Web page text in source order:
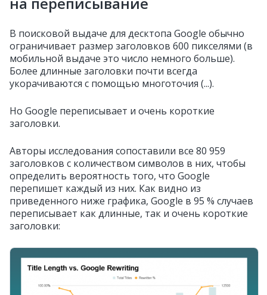
В поисковой выдаче для десктопа Google обычно
ограничивает размер заголовков 600 пикселями (в
мобильной выдаче это число немного больше).
Более длинные заголовки почти всегда
укорачиваются с помощью многоточия (...).
Но Google переписывает и очень короткие
заголовки.
Авторы исследования сопоставили все 80 959
заголовков с количеством символов в них, чтобы
определить вероятность того, что Google
перепишет каждый из них. Как видно из
приведенного ниже графика, Google в 95 % случаев
переписывает как длинные, так и очень короткие
заголовки: